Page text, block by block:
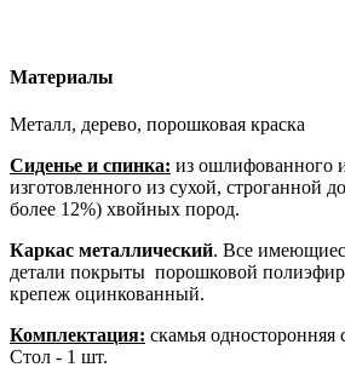
Материалы
Металл, дерево, порошковая краска
Сиденье и спинка: из ошлифованного
изготовленного из сухой, строганной
более 12%) хвойных пород.
Каркас металлический. Все
детали покрыты порошковой
крепеж оцинкованный.
Комплектация: скамья
Стол - 1 шт.